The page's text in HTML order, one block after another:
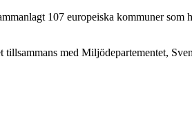
107 europeiska kommuner som
tillsammans med Miljödepartementet,